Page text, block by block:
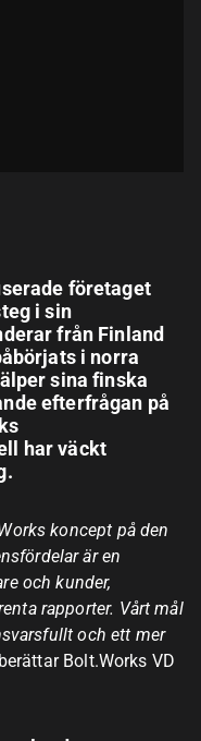
företaget
i sin
från Finland
i norra
sina finska
efterfrågan på
har väckt
koncept på den
är en
och kunder,
rapporter. Vårt mål
och ett mer
Bolt.Works VD